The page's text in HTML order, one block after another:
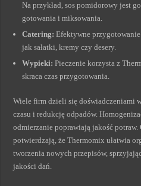
Na przykład, sos pomidorowy jest
gotowania i miksowania.
Catering: Efektywne
jak sałatki, kremy czy desery.
Wypieki: Pieczenie korzysta z
skraca czas przygotowania.
Wiele firm dzieli się doświadczeniami
czasu i redukcję odpadów.
odmierzanie poprawiają jakość
potwierdzają, że Thermomix ułatwia
tworzenia nowych przepisów,
jakości dań.